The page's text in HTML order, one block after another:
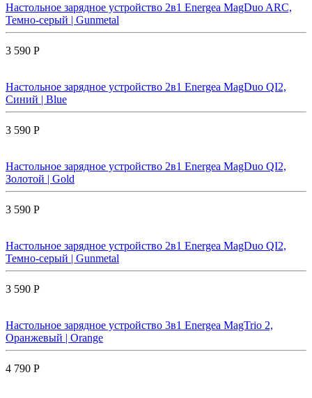
Настольное зарядное устройство 2в1 Energea MagDuo ARC,
Темно-серый | Gunmetal
3 590 Р
Настольное зарядное устройство 2в1 Energea MagDuo QI2,
Синий | Blue
3 590 Р
Настольное зарядное устройство 2в1 Energea MagDuo QI2,
Золотой | Gold
3 590 Р
Настольное зарядное устройство 2в1 Energea MagDuo QI2,
Темно-серый | Gunmetal
3 590 Р
Настольное зарядное устройство 3в1 Energea MagTrio 2,
Оранжевый | Orange
4 790 Р